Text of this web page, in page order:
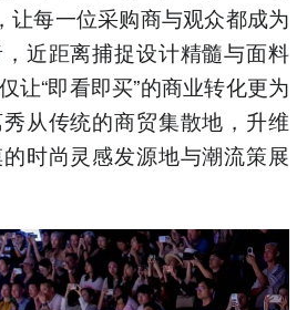
让每一位采购商与观众都成为
近距离捕捉设计精髓与面料
让“即看即买”的商业转化更为
从传统的商贸集散地，升维
时尚灵感发源地与潮流策展